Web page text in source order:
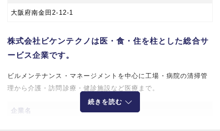
大阪府南金田2-12-1
株式会社ビケンテクノは医・食・住を柱とした総合サ
ービス企業です。
ビルメンテナンス・マネージメントを中心に工場・病院の清掃管
理から介護・訪問診療・健診施設など医療まで。
企業名
続きを読む